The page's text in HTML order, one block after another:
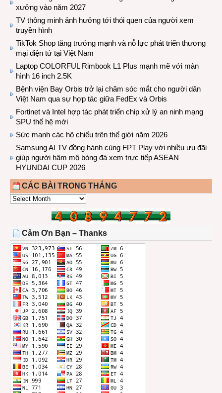
xưởng vào năm 2027
TV thông minh ảnh hưởng tới thói quen của người xem
truyền hình
TikTok Shop tăng trưởng mạnh và nỗ lực phát triển thương
mại điện tử tại Việt Nam
Laptop COLORFUL Rimbook L1 Plus mạnh mẽ với màn
hình 16 inch 2.5K
Bệnh viện Bay Orbis trở lại chăm sóc mắt cho người dân
Việt Nam qua sự hợp tác giữa FedEx và Orbis
Fortinet và Intel hợp tác phát triển chip xử lý an ninh mạng
SPU thế hệ mới
Sức mạnh các hộ chiếu trên thế giới năm 2026
Samsung AI TV đồng hành cùng FPT Play với nhiều ưu đãi
giúp người hâm mộ bóng đá xem trực tiếp ASEAN
HYUNDAI CUP 2026
CÁC BÀI TRONG THÁNG
CÁC
THÁNG
Cảm Ơn Bạn – Thanks